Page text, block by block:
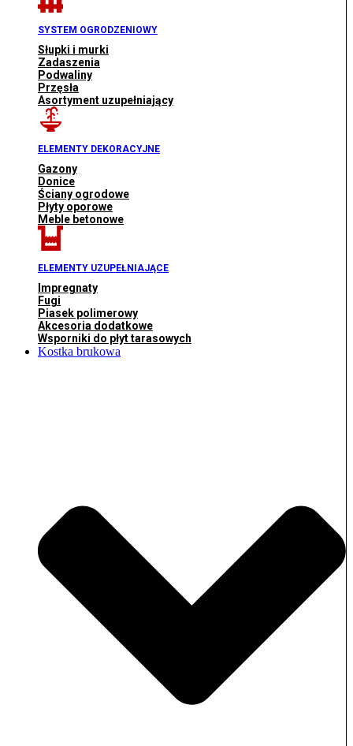
SYSTEM OGRODZENIOWY
Słupki i murki
Zadaszenia
Podwaliny
Przęsła
Asortyment uzupełniający
ELEMENTY DEKORACYJNE
Gazony
Donice
Ściany ogrodowe
Płyty oporowe
Meble betonowe
ELEMENTY UZUPEŁNIAJĄCE
Impregnaty
Fugi
Piasek polimerowy
Akcesoria dodatkowe
Wsporniki do płyt tarasowych
Kostka brukowa